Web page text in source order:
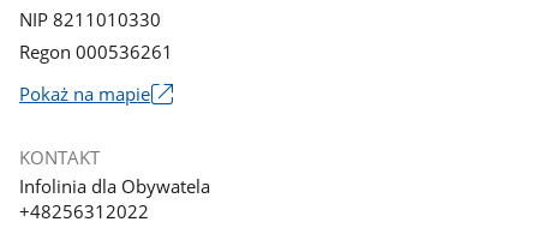
NIP 8211010330
Regon 000536261
Pokaż na mapieLink
nowym
KONTAKT
Infolinia dla Obywatela
+48256312022